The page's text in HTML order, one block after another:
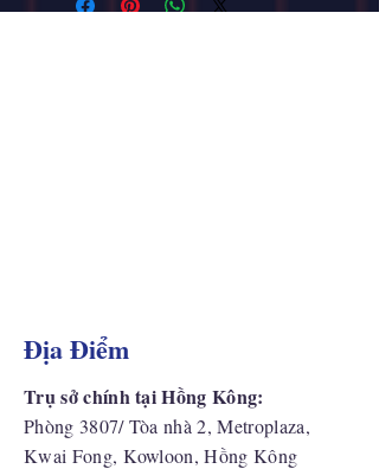
Địa Điểm
Trụ sở chính tại Hồng Kông:
Phòng 3807/ Tòa nhà 2, Metroplaza,
Kwai Fong, Kowloon, Hồng Kông